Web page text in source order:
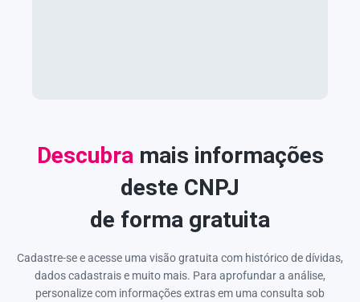
Descubra mais informações
deste CNPJ
de forma gratuita
Cadastre-se e acesse uma visão gratuita com histórico de dívidas,
dados cadastrais e muito mais. Para aprofundar a análise,
personalize com informações extras em uma consulta sob